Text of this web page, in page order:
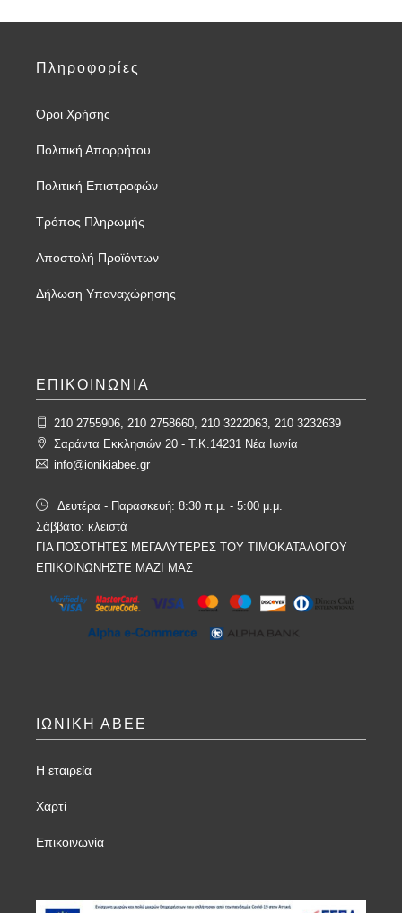
Πληροφορίες
Όροι Χρήσης
Πολιτική Απορρήτου
Πολιτική Επιστροφών
Τρόπος Πληρωμής
Αποστολή Προϊόντων
Δήλωση Υπαναχώρησης
ΕΠΙΚΟΙΝΩΝΙΑ
210 2755906, 210 2758660, 210 3222063, 210 3232639
Σαράντα Εκκλησιών 20 - T.K.14231 Νέα Ιωνία
info@ionikiabee.gr
Δευτέρα - Παρασκευή: 8:30 π.μ. - 5:00 μ.μ.
Σάββατο: κλειστά
ΓΙΑ ΠΟΣΟΤΗΤΕΣ ΜΕΓΑΛΥΤΕΡΕΣ ΤΟΥ ΤΙΜΟΚΑΤΑΛΟΓΟΥ
ΕΠΙΚΟΙΝΩΝΗΣΤΕ ΜΑΖΙ ΜΑΣ
ΙΩΝΙΚΗ ΑΒΕΕ
Η εταιρεία
Χαρτί
Επικοινωνία